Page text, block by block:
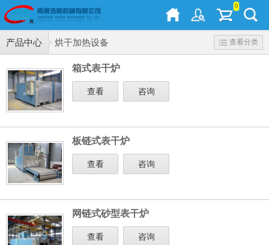
0
产品中心 烘干加热设备 查看分类
箱式表干炉
查看 咨询
板链式表干炉
查看 咨询
网链式砂型表干炉
查看 咨询